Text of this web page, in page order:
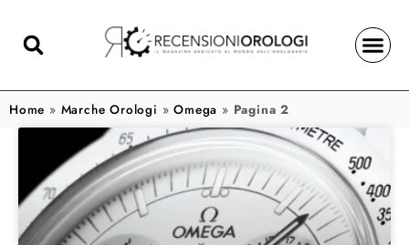
Home » Marche Orologi »Omega » Pagina 2